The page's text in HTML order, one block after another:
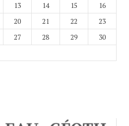
13 14 15
16
20 21 22
23
27 28 29
30